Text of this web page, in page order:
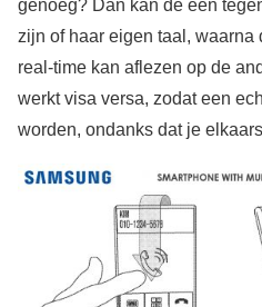
genoeg? Dan kan de één
zijn of haar eigen taal, waarna
real-time kan aflezen op de
werkt visa versa, zodat een
worden, ondanks dat je